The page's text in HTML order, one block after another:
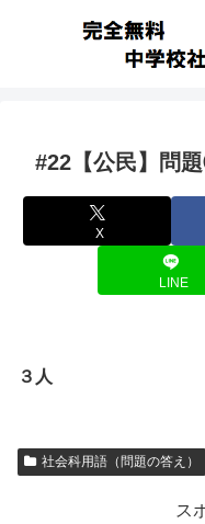
#22【公民】問
X
LINE
３人
社会科用語（問題の答え）
ス